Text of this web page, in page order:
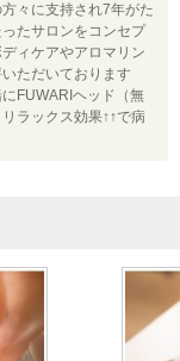
々に支持され7年がた
たサロンをコンセプ
ィケアやアロマリン
ただいております
FUWARIヘッド（無
ラックス効果↑↑で病